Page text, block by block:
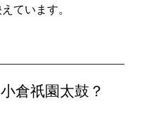
ています。
倉祇園太鼓？